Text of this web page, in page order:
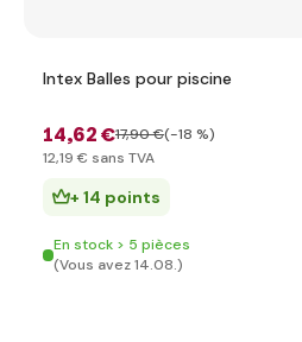
Intex Balles pour piscine
14,62 €17,90 €(-18 %)
12,19 € sans TVA
+ 14 points
En stock > 5 pièces
(Vous avez 14.08.)